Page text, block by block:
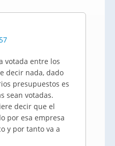
votada entre los
decir nada, dado
presupuestos es
sean votadas.
decir que el
por esa empresa
y por tanto va a